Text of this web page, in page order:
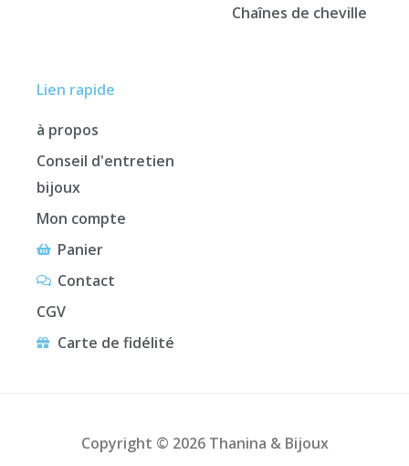
Lien rapide
à propos
Conseil d'entretien
bijoux
Mon compte
Panier
Contact
CGV
Carte de fidélité
Chaînes de cheville
Copyright © 2026 Thanina & Bijoux